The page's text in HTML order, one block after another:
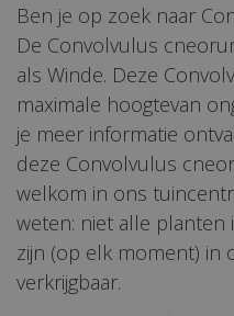
Ben je op zoek naar
De Convolvulus
als Winde. Deze
maximale hoogtevan
je meer informatie
deze Convolvulus
welkom in ons
weten: niet alle planten
zijn (op elk moment) in
verkrijgbaar.